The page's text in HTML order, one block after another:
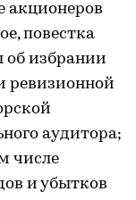
акционеров
повестка
об избрании
ревизионной
аудитора;
числе
и убытков